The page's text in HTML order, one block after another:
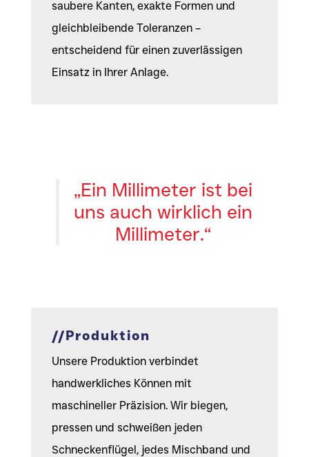
saubere Kanten, exakte Formen und
gleichbleibende Toleranzen –
entscheidend für einen zuverlässigen
Einsatz in Ihrer Anlage.
„Ein Millimeter ist bei
uns auch wirklich ein
Millimeter.“
//Produktion
Unsere Produktion verbindet
handwerkliches Können mit
maschineller Präzision. Wir biegen,
pressen und schweißen jeden
Schneckenflügel, jedes Mischband und